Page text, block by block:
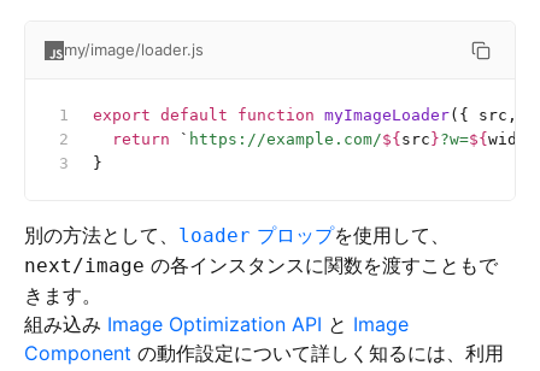
my/image/loader.js
export default function myImageLoader({ src,
  return
` https://example.com/${ src }?w=${ width
}
別の方法として、 loader プロップを使用して、
next/image の各インスタンスに関数を渡すこともで
きます。
組み込み Image Optimization API と Image
Component の動作設定について詳しく知るには、利用